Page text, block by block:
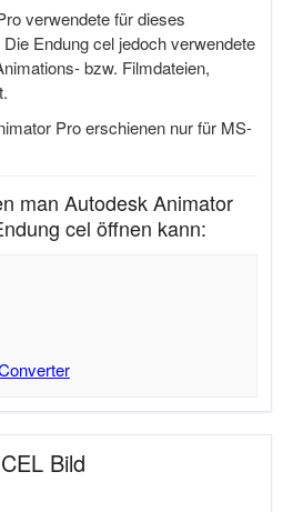
verwendete für dieses
Endung cel jedoch verwendete
bzw. Filmdateien,
Pro erschienen nur für MS-
man Autodesk Animator
cel öffnen kann:
Bild